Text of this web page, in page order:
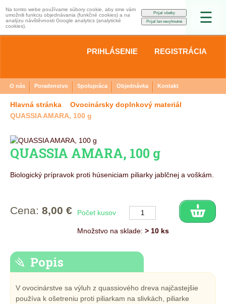
Na tomto webe používame súbory cookie, aby sme vám
umožnili funkciu objednávania (funkčné cookies) a na
analýzu návštěvnosti Google analytics (analytické
cookies).
☰
O nás Poradenstvo Spolupráca Objednávka Kontakt
PRIHLÁSENIE REGISTRÁCIA
Hlavná stránka
Ovocinársky doplnkový materiál
QUASSIA AMARA, 100 g
QUASSIA AMARA, 100 g
Biologický prípravok proti húseniciam piliarky jablčnej a voškám.
Cena: 8,00 € Počet kusov
Množstvo na sklade: > 10 ks
Popis
V ovocinárstve sa výluh z quassiového dreva najčastejšie
používa k ošetreniu proti piliarkam na slivkách, piliarke